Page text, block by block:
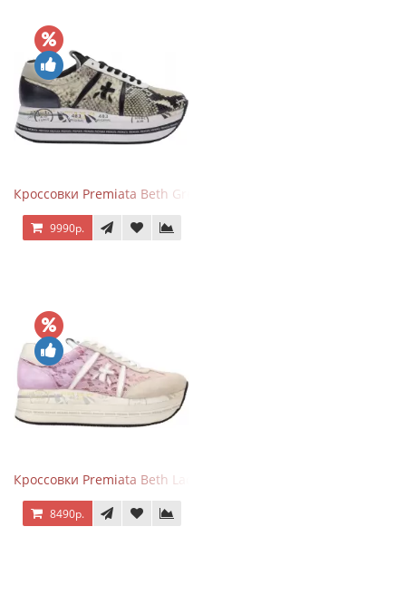
Кроссовки Premiata Beth Grey Python
9990р.
Кроссовки Premiata Beth Lace Light Pink Sand
8490р.